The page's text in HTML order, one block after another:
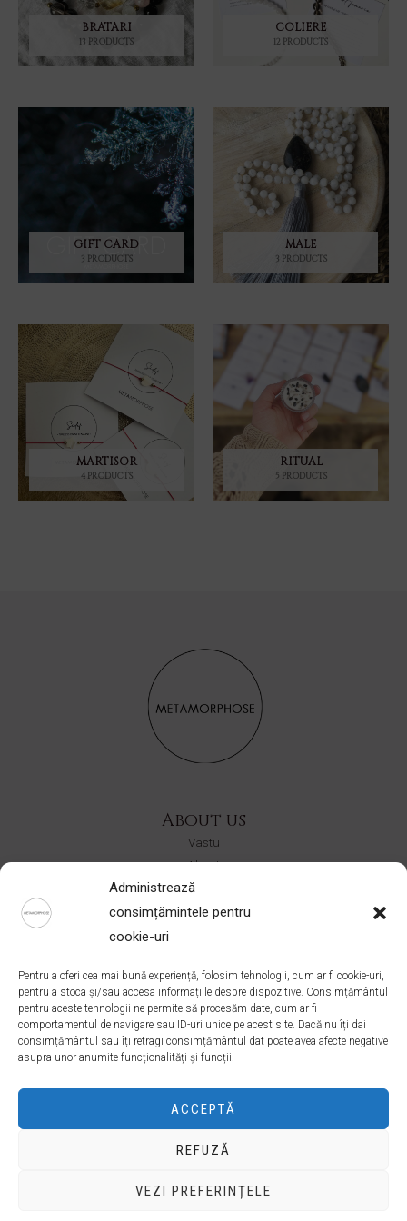
Administrează
consimțămintele pentru
cookie-uri
Pentru a oferi cea mai bună experiență, folosim tehnologii, cum ar fi cookie-uri,
pentru a stoca și/sau accesa informațiile despre dispozitive. Consimțământul
pentru aceste tehnologii ne permite să procesăm date, cum ar fi
comportamentul de navigare sau ID-uri unice pe acest site. Dacă nu îți dai
consimțământul sau îți retragi consimțământul dat poate avea afecte negative
asupra unor anumite funcționalități și funcții.
ACCEPTĂ
REFUZĂ
VEZI PREFERINȚELE
BRATARI
13 PRODUCTS
COLIERE
12 PRODUCTS
GIFT CARD
3 PRODUCTS
MALE
3 PRODUCTS
MARTISOR
4 PRODUCTS
RITUAL
5 PRODUCTS
About us
Vastu
About
Contact
Ateliere
Colectii
Address
office@ateliermetamorphose.com
+40 727 021 539